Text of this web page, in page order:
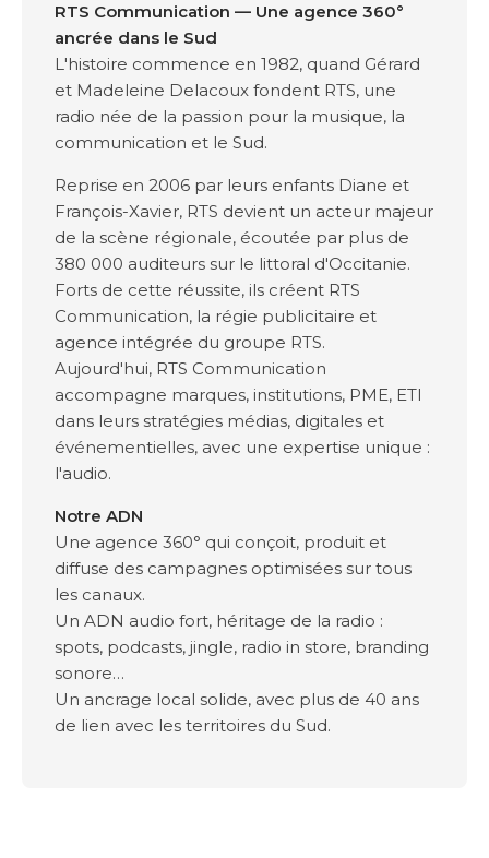
RTS Communication — Une agence 360°
ancrée dans le Sud
L'histoire commence en 1982, quand Gérard
et Madeleine Delacoux fondent RTS, une
radio née de la passion pour la musique, la
communication et le Sud.
Reprise en 2006 par leurs enfants Diane et
François-Xavier, RTS devient un acteur majeur
de la scène régionale, écoutée par plus de
380 000 auditeurs sur le littoral d'Occitanie.
Forts de cette réussite, ils créent RTS
Communication, la régie publicitaire et
agence intégrée du groupe RTS.
Aujourd'hui, RTS Communication
accompagne marques, institutions, PME, ETI
dans leurs stratégies médias, digitales et
événementielles, avec une expertise unique :
l'audio.
Notre ADN
Une agence 360° qui conçoit, produit et
diffuse des campagnes optimisées sur tous
les canaux.
Un ADN audio fort, héritage de la radio :
spots, podcasts, jingle, radio in store, branding
sonore…
Un ancrage local solide, avec plus de 40 ans
de lien avec les territoires du Sud.